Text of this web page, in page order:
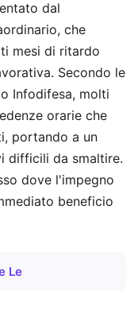
dal
che
mesi di ritardo
Secondo le
Infodifesa, molti
orarie che
portando a un
difficili da smaltire.
dove l'impegno
beneficio
Le